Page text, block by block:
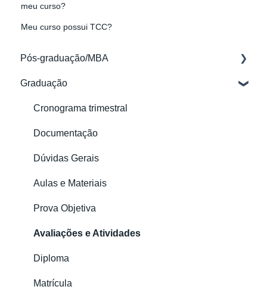
meu curso?
Meu curso possui TCC?
Pós-graduação/MBA
Acessos
Aulas e Materiais
Documentação
Financeiro
Matrícula
Meu Perfil
Avaliações
Certificado
Graduação
Cronograma trimestral
Documentação
Dúvidas Gerais
Aulas e Materiais
Prova Objetiva
Avaliações e Atividades
Diploma
Matrícula